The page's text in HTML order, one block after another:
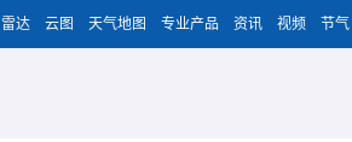
雷达 云图 天气地图 专业产品 资讯 视频 节气